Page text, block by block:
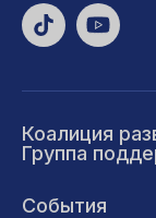
Коалиция
Группа
События